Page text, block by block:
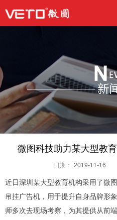
微图科技助力某大型教
日期： 2019-11-16
近日深圳某大型教育机构采用了微
吊挂广告机，用于提升自身品牌形
师多次去现场考察，为其提供从前